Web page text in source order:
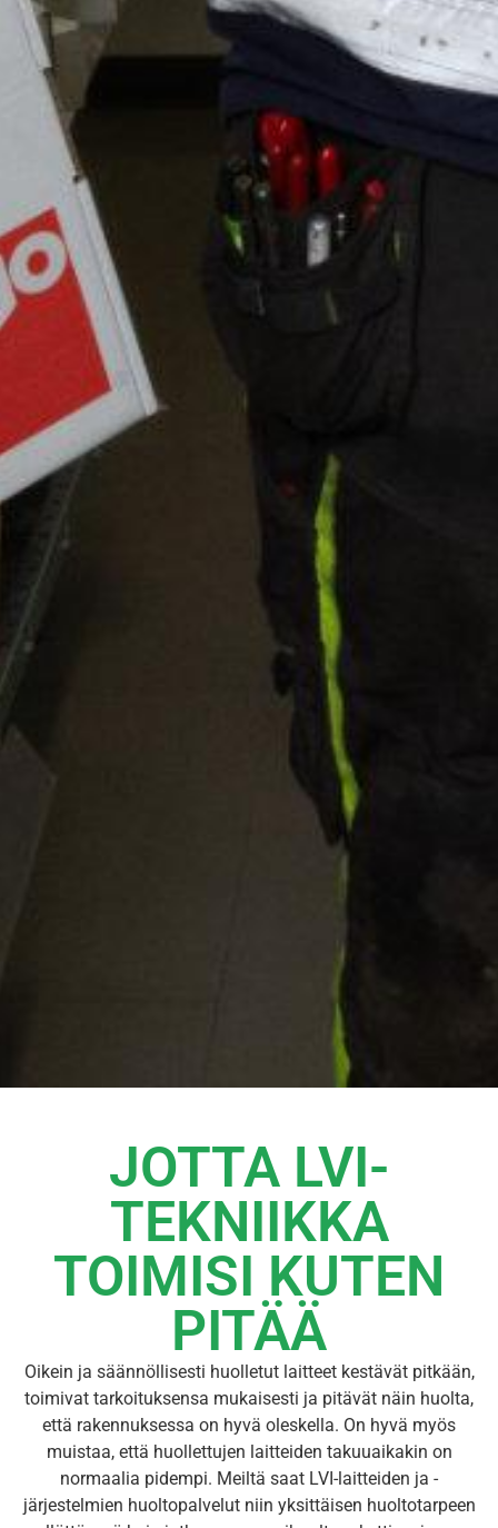
JOTTA LVI-
TEKNIIKKA
TOIMISI KUTEN
PITÄÄ
Oikein ja säännöllisesti huolletut laitteet kestävät pitkään,
toimivat tarkoituksensa mukaisesti ja pitävät näin huolta,
että rakennuksessa on hyvä oleskella. On hyvä myös
muistaa, että huollettujen laitteiden takuuaikakin on
normaalia pidempi. Meiltä saat LVI-laitteiden ja -
järjestelmien huoltopalvelut niin yksittäisen huoltotarpeen